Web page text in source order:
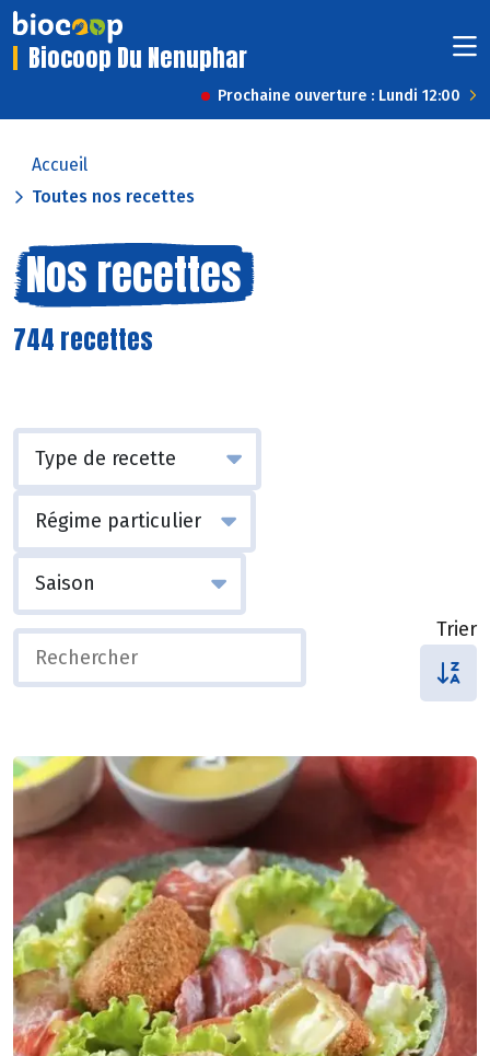
Biocoop Du Nenuphar
Prochaine ouverture : Lundi 12:00
Accueil
Toutes nos recettes
Nos recettes
744 recettes
Trier